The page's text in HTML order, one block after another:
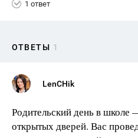
1 ответ
ОТВЕТЫ 1
LenCHik
Родительский день в школе
открытых дверей. Вас